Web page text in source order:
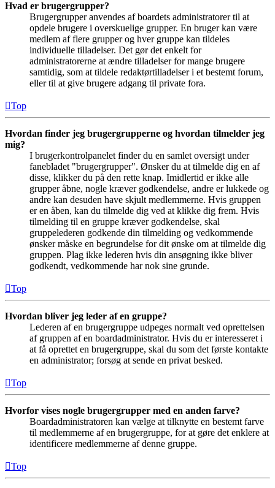
Hvad er brugergrupper?
Brugergrupper anvendes af boardets administratorer til at
opdele brugere i overskuelige grupper. En bruger kan være
medlem af flere grupper og hver gruppe kan tildeles
individuelle tilladelser. Det gør det enkelt for
administratorerne at ændre tilladelser for mange brugere
samtidig, som at tildele redaktørtilladelser i et bestemt forum,
eller til at give brugere adgang til private fora.
Top
Hvordan finder jeg brugergrupperne og hvordan tilmelder jeg
mig?
I brugerkontrolpanelet finder du en samlet oversigt under
fanebladet "brugergrupper". Ønsker du at tilmelde dig en af
disse, klikker du på den rette knap. Imidlertid er ikke alle
grupper åbne, nogle kræver godkendelse, andre er lukkede og
andre kan desuden have skjult medlemmerne. Hvis gruppen
er en åben, kan du tilmelde dig ved at klikke dig frem. Hvis
tilmelding til en gruppe kræver godkendelse, skal
gruppelederen godkende din tilmelding og vedkommende
ønsker måske en begrundelse for dit ønske om at tilmelde dig
gruppen. Plag ikke lederen hvis din ansøgning ikke bliver
godkendt, vedkommende har nok sine grunde.
Top
Hvordan bliver jeg leder af en gruppe?
Lederen af en brugergruppe udpeges normalt ved oprettelsen
af gruppen af en boardadministrator. Hvis du er interesseret i
at få oprettet en brugergruppe, skal du som det første kontakte
en administrator; forsøg at sende en privat besked.
Top
Hvorfor vises nogle brugergrupper med en anden farve?
Boardadministratoren kan vælge at tilknytte en bestemt farve
til medlemmerne af en brugergruppe, for at gøre det enklere at
identificere medlemmerne af denne gruppe.
Top